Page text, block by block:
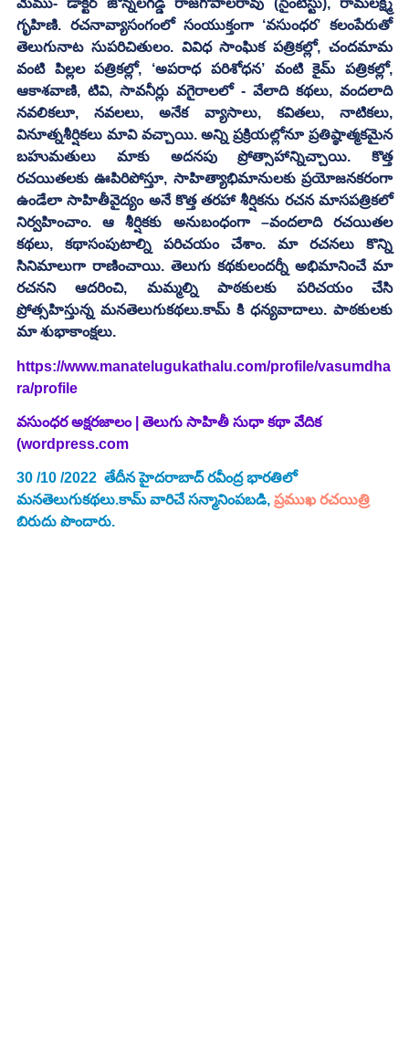
మేము- డాక్టర్‌ జొన్నలగడ్డ రాజగోపాలరావు (సైంటిస్టు), రామలక్ష్మి
గృహిణి. రచనావ్యాసంగంలో సంయుక్తంగా ‘వసుంధర’ కలంపేరుతో
తెలుగునాట సుపరిచితులం. వివిధ సాంఘిక పత్రికల్లో, చందమామ
వంటి పిల్లల పత్రికల్లో, ‘అపరాధ పరిశోధన’ వంటి కైమ్ పత్రికల్లో,
ఆకాశవాణి, టివి, సావనీర్లు వగైరాలలో - వేలాది కథలు, వందలాది
నవలికలూ, నవలలు, అనేక వ్యాసాలు, కవితలు, నాటికలు,
వినూత్నశీర్షికలు మావి వచ్చాయి. అన్ని ప్రక్రియల్లోనూ ప్రతిష్ఠాత్మకమైన
బహుమతులు మాకు అదనపు ప్రోత్సాహాన్నిచ్చాయి. కొత్త
రచయితలకు ఊపిరిపోస్తూ, సాహిత్యాభిమానులకు ప్రయోజనకరంగా
ఉండేలా సాహితీవైద్యం అనే కొత్త తరహా శీర్షికను రచన మాసపత్రికలో
నిర్వహించాం. ఆ శీర్షికకు అనుబంధంగా –వందలాది రచయితల
కథలు, కథాసంపుటాల్ని పరిచయం చేశాం. మా రచనలు కొన్ని
సినిమాలుగా రాణించాయి. తెలుగు కథకులందర్నీ అభిమానించే మా
రచనని ఆదరించి, మమ్మల్ని పాఠకులకు పరిచయం చేసి
ప్రోత్సహిస్తున్న మనతెలుగుకథలు.కామ్ కి ధన్యవాదాలు. పాఠకులకు
మా శుభాకాంక్షలు.
https://www.manatelugukathalu.com/profile/vasumdha
ra/profile
వసుంధర అక్షరజాలం | తెలుగు సాహితీ సుధా కథా వేదిక
(wordpress.com
30 /10 /2022  తేదీన హైదరాబాద్ రవీంద్ర భారతిలో
మనతెలుగుకథలు.కామ్ వారిచే సన్మానింపబడి, ప్రముఖ రచయిత్రి
బిరుదు పొందారు.